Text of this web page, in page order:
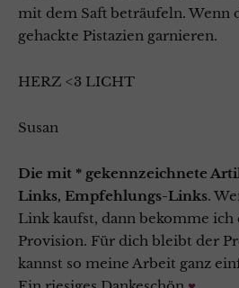
mit dem Saft beträufeln. Wenn
gehackte Pistazien garnieren.
HERZ <3 LICHT
Susan
Die mit * gekennzeichnete
Links, Empfehlungs-Links.
Link kaufst, dann bekomme ich
Provision. Für dich bleibt der
kannst so meine Arbeit ganz